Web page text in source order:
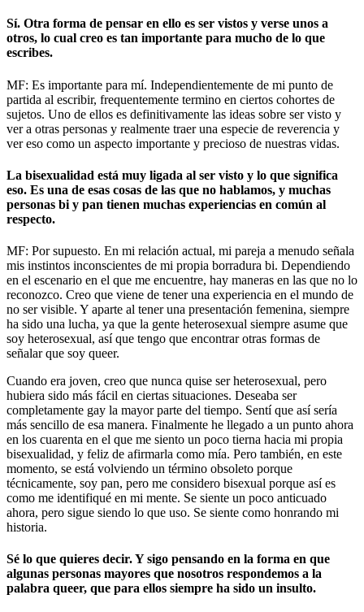
Sí. Otra forma de pensar en ello es ser vistos y verse unos a
otros, lo cual creo es tan importante para mucho de lo que
escribes.
MF: Es importante para mí. Independientemente de mi punto de
partida al escribir, frequentemente termino en ciertos cohortes de
sujetos. Uno de ellos es definitivamente las ideas sobre ser visto y
ver a otras personas y realmente traer una especie de reverencia y
ver eso como un aspecto importante y precioso de nuestras vidas.
La bisexualidad está muy ligada al ser visto y lo que significa
eso. Es una de esas cosas de las que no hablamos, y muchas
personas bi y pan tienen muchas experiencias en común al
respecto.
MF: Por supuesto. En mi relación actual, mi pareja a menudo señala
mis instintos inconscientes de mi propia borradura bi. Dependiendo
en el escenario en el que me encuentre, hay maneras en las que no lo
reconozco. Creo que viene de tener una experiencia en el mundo de
no ser visible. Y aparte al tener una presentación femenina, siempre
ha sido una lucha, ya que la gente heterosexual siempre asume que
soy heterosexual, así que tengo que encontrar otras formas de
señalar que soy queer.
Cuando era joven, creo que nunca quise ser heterosexual, pero
hubiera sido más fácil en ciertas situaciones. Deseaba ser
completamente gay la mayor parte del tiempo. Sentí que así sería
más sencillo de esa manera. Finalmente he llegado a un punto ahora
en los cuarenta en el que me siento un poco tierna hacia mi propia
bisexualidad, y feliz de afirmarla como mía. Pero también, en este
momento, se está volviendo un término obsoleto porque
técnicamente, soy pan, pero me considero bisexual porque así es
como me identifiqué en mi mente. Se siente un poco anticuado
ahora, pero sigue siendo lo que uso. Se siente como honrando mi
historia.
Sé lo que quieres decir. Y sigo pensando en la forma en que
algunas personas mayores que nosotros respondemos a la
palabra queer, que para ellos siempre ha sido un insulto.